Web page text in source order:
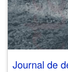
Journal de